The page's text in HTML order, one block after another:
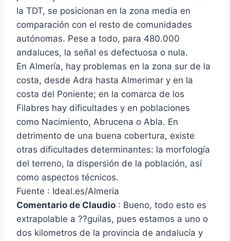
la TDT, se posicionan en la zona media en
comparación con el resto de comunidades
autónomas. Pese a todo, para 480.000
andaluces, la señal es defectuosa o nula.
En Almería, hay problemas en la zona sur de la
costa, desde Adra hasta Almerimar y en la
costa del Poniente; en la comarca de los
Filabres hay dificultades y en poblaciones
como Nacimiento, Abrucena o Abla. En
detrimento de una buena cobertura, existe
otras dificultades determinantes: la morfología
del terreno, la dispersión de la población, así
como aspectos técnicos.
Fuente : Ideal.es/Almeria
Comentario de Claudio : Bueno, todo esto es
extrapolable a ??guilas, pues estamos a uno o
dos kilometros de la provincia de andalucía y